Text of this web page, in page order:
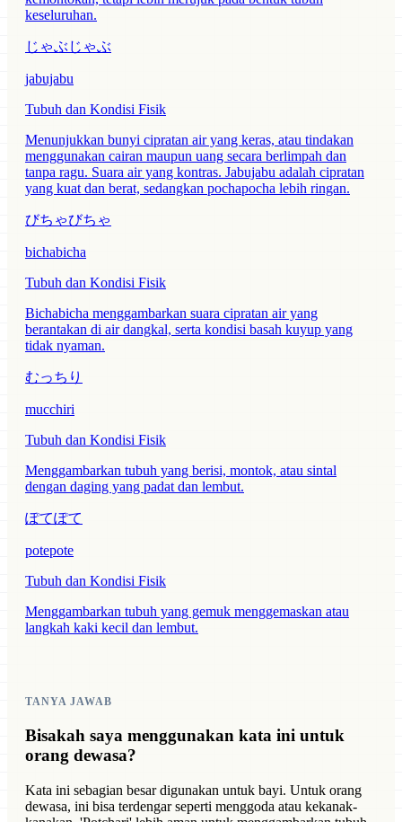
keseluruhan.
じゃぶじゃぶ
jabujabu
Tubuh dan Kondisi Fisik
Menunjukkan bunyi cipratan air yang keras, atau tindakan
menggunakan cairan maupun uang secara berlimpah dan
tanpa ragu. Suara air yang kontras. Jabujabu adalah cipratan
yang kuat dan berat, sedangkan pochapocha lebih ringan.
びちゃびちゃ
bichabicha
Tubuh dan Kondisi Fisik
Bichabicha menggambarkan suara cipratan air yang
berantakan di air dangkal, serta kondisi basah kuyup yang
tidak nyaman.
むっちり
mucchiri
Tubuh dan Kondisi Fisik
Menggambarkan tubuh yang berisi, montok, atau sintal
dengan daging yang padat dan lembut.
ぽてぽて
potepote
Tubuh dan Kondisi Fisik
Menggambarkan tubuh yang gemuk menggemaskan atau
langkah kaki kecil dan lembut.
TANYA JAWAB
Bisakah saya menggunakan kata ini untuk
orang dewasa?
Kata ini sebagian besar digunakan untuk bayi. Untuk orang
dewasa, ini bisa terdengar seperti menggoda atau kekanak-